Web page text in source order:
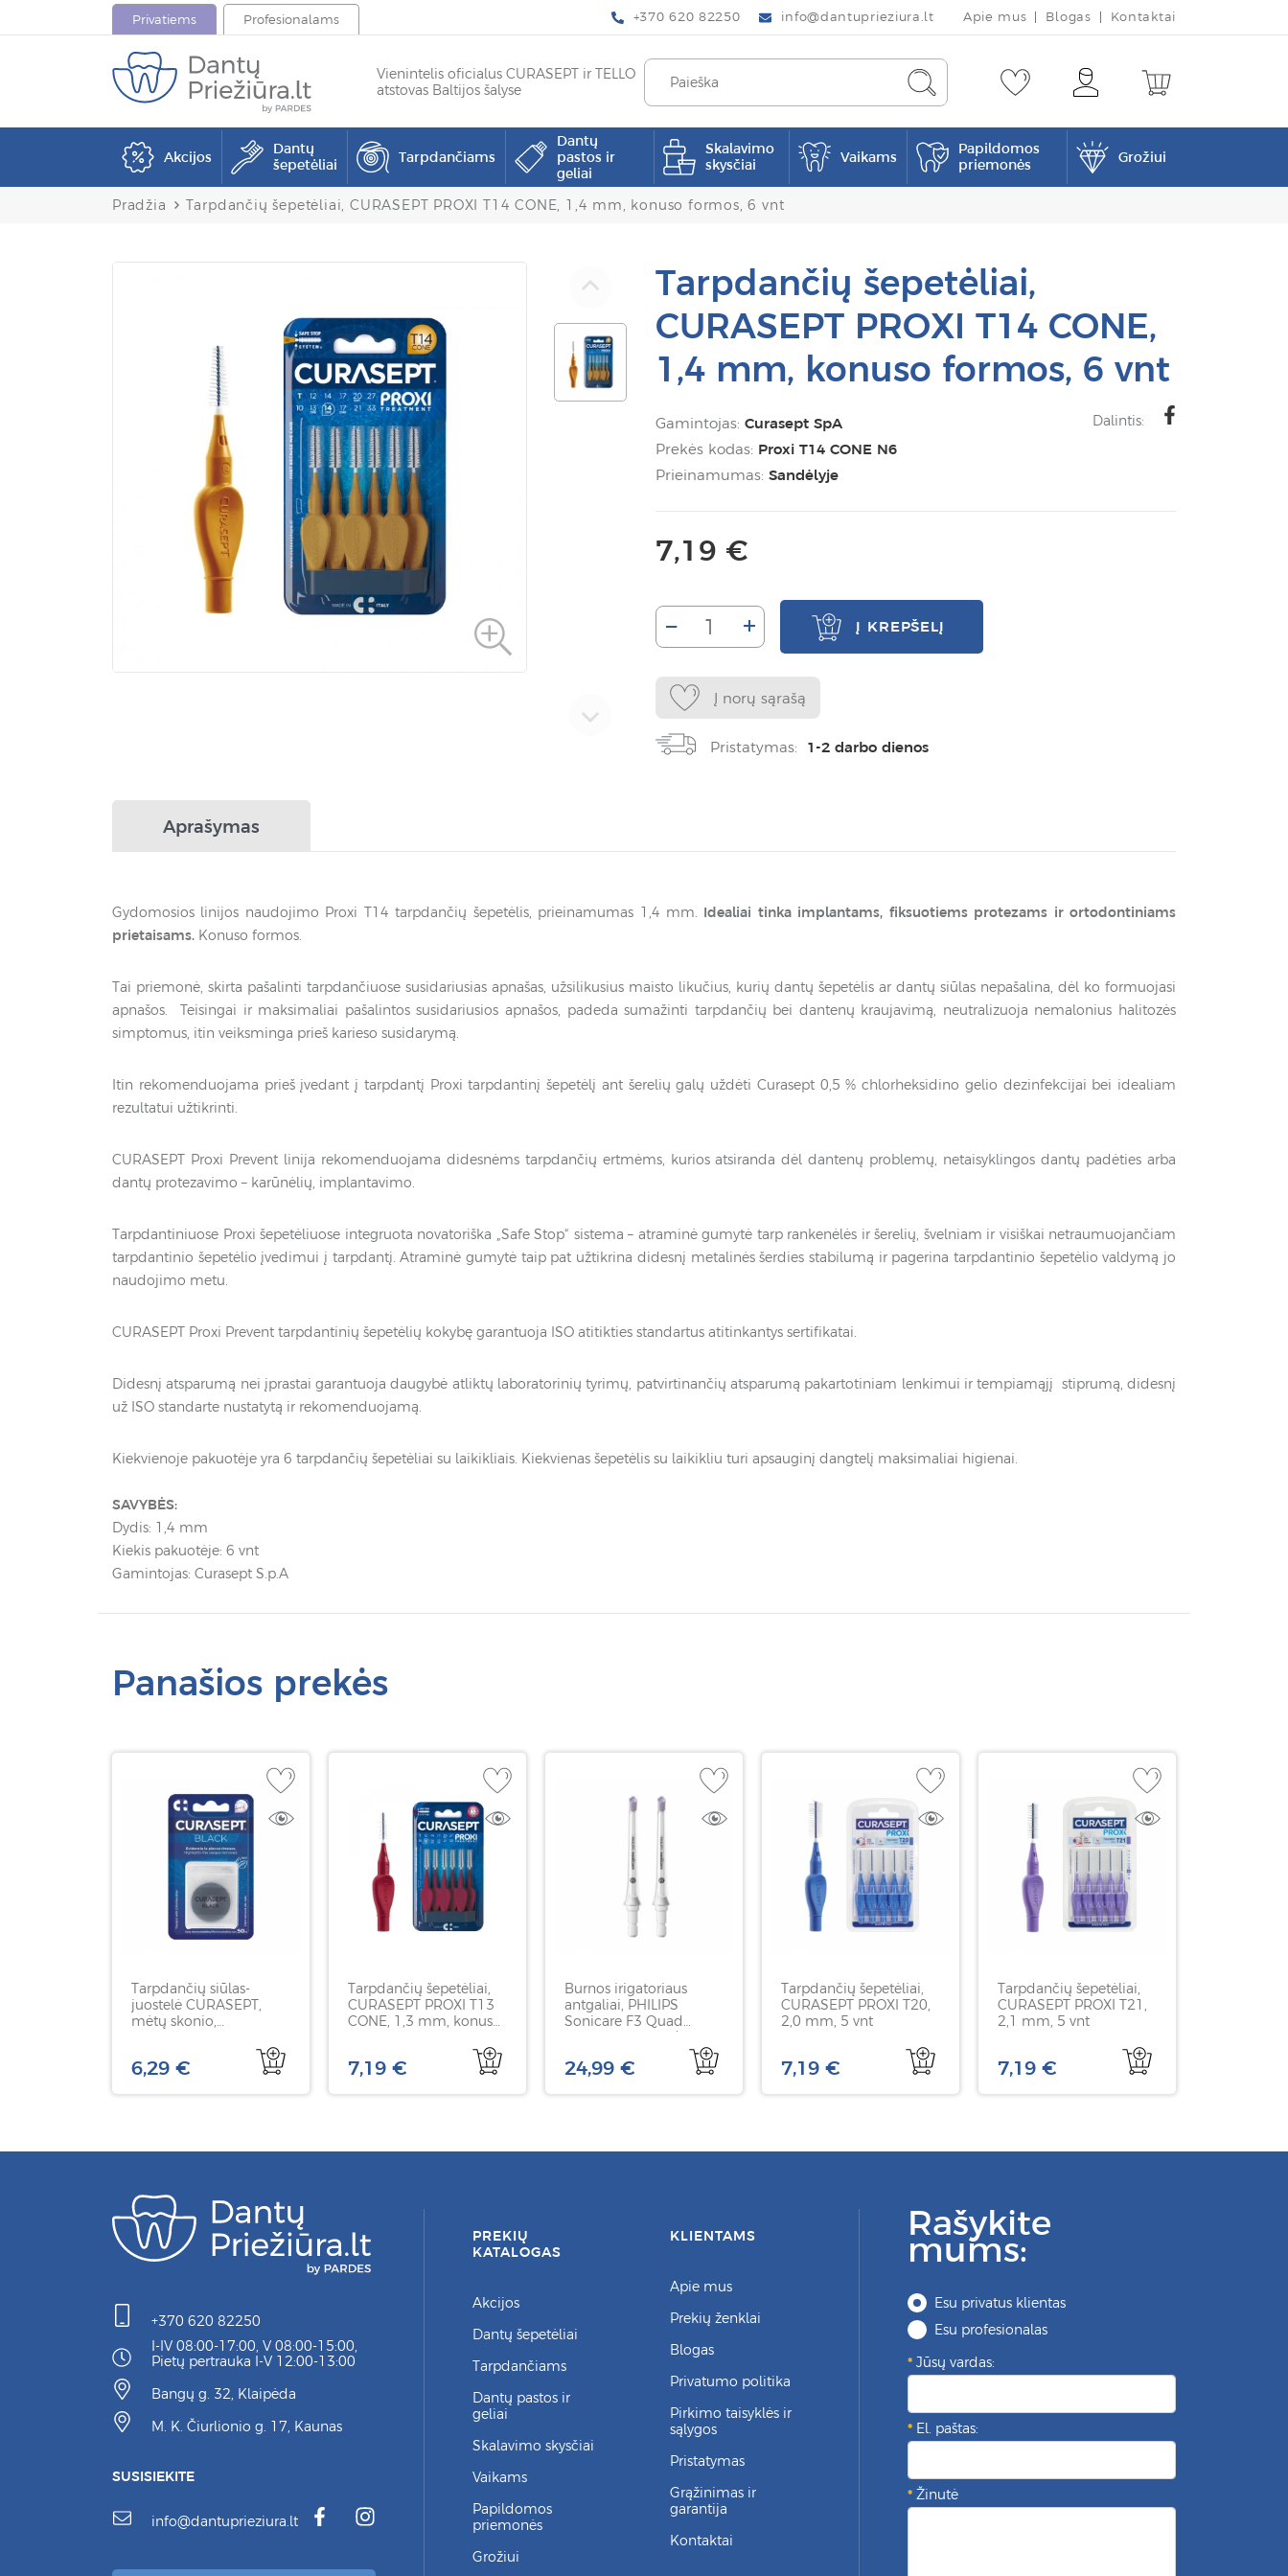
Privatiems Profesionalams +370 620 82250 info@dantuprieziura.lt Apie mus Blogas Kontaktai
Vienintelis oficialus CURASEPT ir TELLO
atstovas Baltijos šalyse
Akcijos
Dantų
šepetėliai
Tarpdančiams
Dantų
pastos ir
geliai
Skalavimo
skysčiai
Vaikams
Papildomos
priemonės
Grožiui
Pradžia Tarpdančių šepetėliai, CURASEPT PROXI T14 CONE, 1,4 mm, konuso formos, 6 vnt
Tarpdančių šepetėliai,
CURASEPT PROXI T14 CONE,
1,4 mm, konuso formos, 6 vnt
Gamintojas: Curasept SpA
Prekės kodas: Proxi T14 CONE N6
Prieinamumas: Sandėlyje
Dalintis:
7,19 €
– + Į KREPŠELĮ
Į norų sąrašą
Pristatymas: 1-2 darbo dienos
Aprašymas
Gydomosios linijos naudojimo Proxi T14 tarpdančių šepetėlis, prieinamumas 1,4 mm. Idealiai tinka implantams, fiksuotiems protezams ir ortodontiniams
prietaisams. Konuso formos.
Tai priemonė, skirta pašalinti tarpdančiuose susidariusias apnašas, užsilikusius maisto likučius, kurių dantų šepetėlis ar dantų siūlas nepašalina, dėl ko formuojasi
apnašos. Teisingai ir maksimaliai pašalintos susidariusios apnašos, padeda sumažinti tarpdančių bei dantenų kraujavimą, neutralizuoja nemalonius halitozės
simptomus, itin veiksminga prieš karieso susidarymą.
Itin rekomenduojama prieš įvedant į tarpdantį Proxi tarpdantinį šepetėlį ant šerelių galų uždėti Curasept 0,5 % chlorheksidino gelio dezinfekcijai bei idealiam
rezultatui užtikrinti.
CURASEPT Proxi Prevent linija rekomenduojama didesnėms tarpdančių ertmėms, kurios atsiranda dėl dantenų problemų, netaisyklingos dantų padėties arba
dantų protezavimo – karūnėlių, implantavimo.
Tarpdantiniuose Proxi šepetėliuose integruota novatoriška „Safe Stop“ sistema – atraminė gumytė tarp rankenėlės ir šerelių, švelniam ir visiškai netraumuojančiam
tarpdantinio šepetėlio įvedimui į tarpdantį. Atraminė gumytė taip pat užtikrina didesnį metalinės šerdies stabilumą ir pagerina tarpdantinio šepetėlio valdymą jo
naudojimo metu.
CURASEPT Proxi Prevent tarpdantinių šepetėlių kokybę garantuoja ISO atitikties standartus atitinkantys sertifikatai.
Didesnį atsparumą nei įprastai garantuoja daugybė atliktų laboratorinių tyrimų, patvirtinančių atsparumą pakartotiniam lenkimui ir tempiamąjį stiprumą, didesnį
už ISO standarte nustatytą ir rekomenduojamą.
Kiekvienoje pakuotėje yra 6 tarpdančių šepetėliai su laikikliais. Kiekvienas šepetėlis su laikikliu turi apsauginį dangtelį maksimaliai higienai.
SAVYBĖS:
Dydis: 1,4 mm
Kiekis pakuotėje: 6 vnt
Gamintojas: Curasept S.p.A
Panašios prekės
Tarpdančių siūlas-
juostelė CURASEPT,
mėtų skonio,
chlorheksidinu, 50 m
6,29 €
Tarpdančių šepetėliai,
CURASEPT PROXI T13
CONE, 1,3 mm, konuso
7,19 €
Burnos irigatoriaus
antgaliai, PHILIPS
Sonicare F3 Quad
24,99 €
Tarpdančių šepetėliai,
CURASEPT PROXI T20,
2,0 mm, 5 vnt
7,19 €
Tarpdančių šepetėliai,
CURASEPT PROXI T21,
2,1 mm, 5 vnt
7,19 €
+370 620 82250
I-IV 08:00-17:00, V 08:00-15:00,
Pietų pertrauka I-V 12:00-13:00
Bangų g. 32, Klaipėda
M. K. Čiurlionio g. 17, Kaunas
SUSISIEKITE
info@dantuprieziura.lt
PREKIŲ
KATALOGAS
Akcijos
Dantų šepetėliai
Tarpdančiams
Dantų pastos ir
geliai
Skalavimo skysčiai
Vaikams
Papildomos
priemonės
Grožiui
KLIENTAMS
Apie mus
Prekių ženklai
Blogas
Privatumo politika
Pirkimo taisyklės ir
sąlygos
Pristatymas
Grąžinimas ir
garantija
Kontaktai
Rašykite
mums:
Esu privatus klientas
Esu profesionalas
Jūsų vardas:
El. paštas:
Žinutė